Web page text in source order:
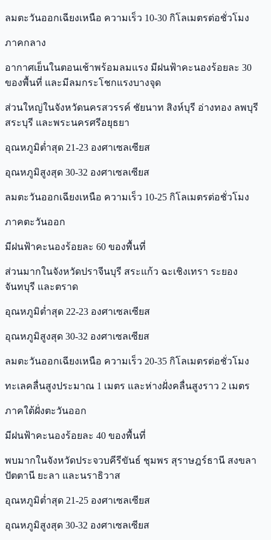
ลมตะวันออกเฉียงเหนือ ความเร็ว 10-30 กิโลเมตรต่อชั่วโมง
ภาคกลาง
อากาศเย็นในตอนเช้าพร้อมลมแรง มีฝนฟ้าคะนองร้อยละ 30
ของพื้นที่ และมีลมกระโชกแรงบางจุด
ส่วนใหญ่ในจังหวัดนครสวรรค์ ชัยนาท สิงห์บุรี อ่างทอง ลพบุรี
สระบุรี และพระนครศรีอยุธยา
อุณหภูมิต่ำสุด 21-23 องศาเซลเซียส
อุณหภูมิสูงสุด 30-32 องศาเซลเซียส
ลมตะวันออกเฉียงเหนือ ความเร็ว 10-25 กิโลเมตรต่อชั่วโมง
ภาคตะวันออก
มีฝนฟ้าคะนองร้อยละ 60 ของพื้นที่
ส่วนมากในจังหวัดปราจีนบุรี สระแก้ว ฉะเชิงเทรา ระยอง
จันทบุรี และตราด
อุณหภูมิต่ำสุด 22-23 องศาเซลเซียส
อุณหภูมิสูงสุด 30-32 องศาเซลเซียส
ลมตะวันออกเฉียงเหนือ ความเร็ว 20-35 กิโลเมตรต่อชั่วโมง
ทะเลคลื่นสูงประมาณ 1 เมตร และห่างฝั่งคลื่นสูงราว 2 เมตร
ภาคใต้ฝั่งตะวันออก
มีฝนฟ้าคะนองร้อยละ 40 ของพื้นที่
พบมากในจังหวัดประจวบคีรีขันธ์ ชุมพร สุราษฎร์ธานี สงขลา
ปัตตานี ยะลา และนราธิวาส
อุณหภูมิต่ำสุด 21-25 องศาเซลเซียส
อุณหภูมิสูงสุด 30-32 องศาเซลเซียส